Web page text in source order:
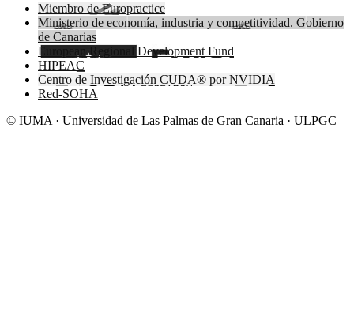
Miembro de Europractice
Ministerio de economía, industria y competitividad. Gobierno
de Canarias
European Regional Development Fund
HIPEAC
Centro de Investigación CUDA® por NVIDIA
Red-SOHA
© IUMA · Universidad de Las Palmas de Gran Canaria · ULPGC